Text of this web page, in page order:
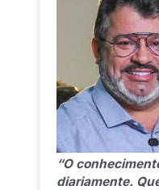
“O
diariamente.